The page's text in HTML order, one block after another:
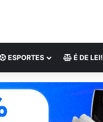
ESPORTES É DE LEI!